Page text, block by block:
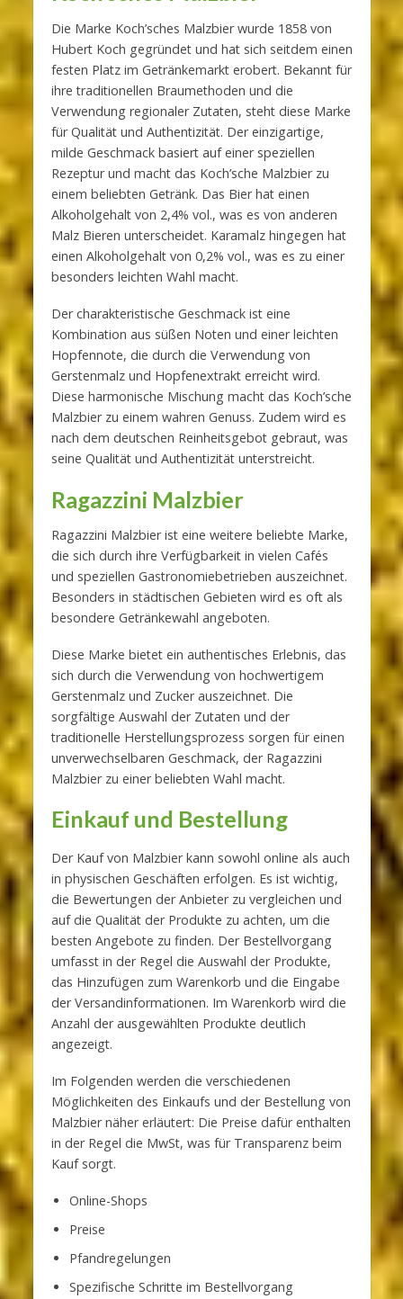
Die Marke Koch’sches Malzbier wurde 1858 von
Hubert Koch gegründet und hat sich seitdem einen
festen Platz im Getränkemarkt erobert. Bekannt für
ihre traditionellen Braumethoden und die
Verwendung regionaler Zutaten, steht diese Marke
für Qualität und Authentizität. Der einzigartige,
milde Geschmack basiert auf einer speziellen
Rezeptur und macht das Koch’sche Malzbier zu
einem beliebten Getränk. Das Bier hat einen
Alkoholgehalt von 2,4% vol., was es von anderen
Malz Bieren unterscheidet. Karamalz hingegen hat
einen Alkoholgehalt von 0,2% vol., was es zu einer
besonders leichten Wahl macht.
Der charakteristische Geschmack ist eine
Kombination aus süßen Noten und einer leichten
Hopfennote, die durch die Verwendung von
Gerstenmalz und Hopfenextrakt erreicht wird.
Diese harmonische Mischung macht das Koch’sche
Malzbier zu einem wahren Genuss. Zudem wird es
nach dem deutschen Reinheitsgebot gebraut, was
seine Qualität und Authentizität unterstreicht.
Ragazzini Malzbier
Ragazzini Malzbier ist eine weitere beliebte Marke,
die sich durch ihre Verfügbarkeit in vielen Cafés
und speziellen Gastronomiebetrieben auszeichnet.
Besonders in städtischen Gebieten wird es oft als
besondere Getränkewahl angeboten.
Diese Marke bietet ein authentisches Erlebnis, das
sich durch die Verwendung von hochwertigem
Gerstenmalz und Zucker auszeichnet. Die
sorgfältige Auswahl der Zutaten und der
traditionelle Herstellungsprozess sorgen für einen
unverwechselbaren Geschmack, der Ragazzini
Malzbier zu einer beliebten Wahl macht.
Einkauf und Bestellung
Der Kauf von Malzbier kann sowohl online als auch
in physischen Geschäften erfolgen. Es ist wichtig,
die Bewertungen der Anbieter zu vergleichen und
auf die Qualität der Produkte zu achten, um die
besten Angebote zu finden. Der Bestellvorgang
umfasst in der Regel die Auswahl der Produkte,
das Hinzufügen zum Warenkorb und die Eingabe
der Versandinformationen. Im Warenkorb wird die
Anzahl der ausgewählten Produkte deutlich
angezeigt.
Im Folgenden werden die verschiedenen
Möglichkeiten des Einkaufs und der Bestellung von
Malzbier näher erläutert: Die Preise dafür enthalten
in der Regel die MwSt, was für Transparenz beim
Kauf sorgt.
Online-Shops
Preise
Pfandregelungen
Spezifische Schritte im Bestellvorgang